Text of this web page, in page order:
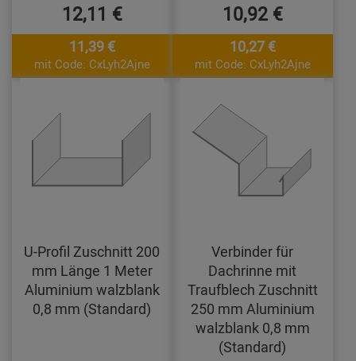
12,11 €
11,39 €
mit Code: CxLyh2Ajne
10,92 €
10,27 €
mit Code: CxLyh2Ajne
U-Profil Zuschnitt 200
mm Länge 1 Meter
Aluminium walzblank
0,8 mm (Standard)
Verbinder für
Dachrinne mit
Traufblech Zuschnitt
250 mm Aluminium
walzblank 0,8 mm
(Standard)